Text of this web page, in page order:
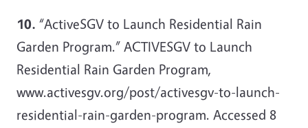
10. “ActiveSGV to Launch Residential Rain
Garden Program.” ACTIVESGV to Launch
Residential Rain Garden Program,
www.activesgv.org/post/activesgv-to-launch-
residential-rain-garden-program. Accessed 8